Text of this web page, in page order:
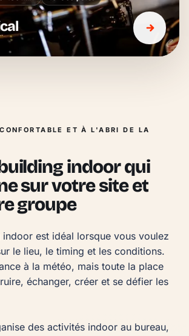
ET À L'ABRI DE LA
indoor qui
sur votre site et
groupe
indoor est idéal lorsque vous voulez
le lieu, le timing et les conditions.
à la météo, mais toute la place
échanger, créer et se défier les
des activités indoor au bureau,